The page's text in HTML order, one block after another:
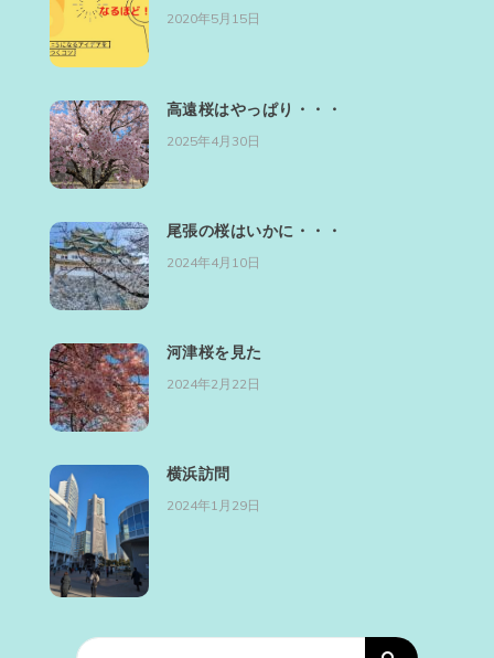
2020年5月15日
高遠桜はやっぱり・・・
2025年4月30日
尾張の桜はいかに・・・
2024年4月10日
河津桜を見た
2024年2月22日
横浜訪問
2024年1月29日